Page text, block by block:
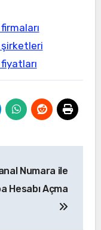
şirketleri
Numara ile
Hesabı Açma